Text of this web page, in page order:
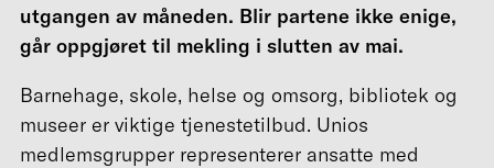
utgangen av måneden. Blir partene ikke enige,
går oppgjøret til mekling i slutten av mai.
Barnehage, skole, helse og omsorg, bibliotek og
museer er viktige tjenestetilbud. Unios
medlemsgrupper representerer ansatte med